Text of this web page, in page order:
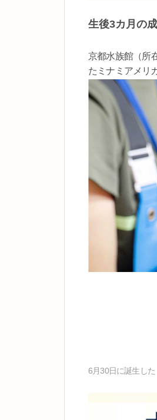
生後3カ月の
京都水族館（所
たミナミアメリ
6月30日に誕生した